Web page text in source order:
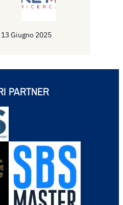
13 Giugno 2025
PARTNER